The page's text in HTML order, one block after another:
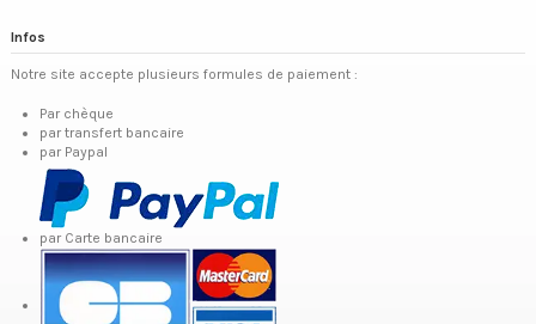
Infos
Notre site accepte plusieurs formules de paiement :
Par chèque
par transfert bancaire
par Paypal
par Carte bancaire